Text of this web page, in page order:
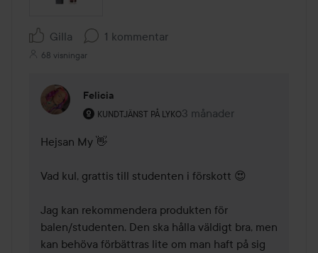
Gilla 1 kommentar
68 visningar
Felicia
KUNDTJÄNST PÅ LYKO
Användarens roll: Kundtjänst på Lyko.
3 månader
Kommentaren lades 3
Hejsan My 👋
Vad kul, grattis till studenten i förskott 😍
Jag kan rekommendera produkten för
balen/studenten. Den ska hålla väldigt bra, men
kan behöva förbättras lite om man haft på sig